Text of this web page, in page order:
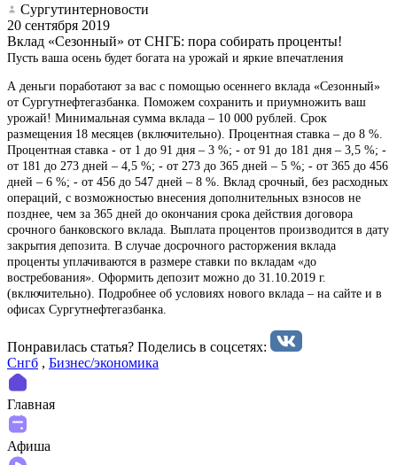
Сургутинтерновости
20 сентября 2019
Вклад «Сезонный» от СНГБ: пора собирать проценты!
Пусть ваша осень будет богата на урожай и яркие впечатления
А деньги поработают за вас с помощью осеннего вклада «Сезонный»
от Сургутнефтегазбанка. Поможем сохранить и приумножить ваш
урожай! Минимальная сумма вклада – 10 000 рублей. Срок
размещения 18 месяцев (включительно). Процентная ставка – до 8 %.
Процентная ставка - от 1 до 91 дня – 3 %; - от 91 до 181 дня – 3,5 %; -
от 181 до 273 дней – 4,5 %; - от 273 до 365 дней – 5 %; - от 365 до 456
дней – 6 %; - от 456 до 547 дней – 8 %. Вклад срочный, без расходных
операций, с возможностью внесения дополнительных взносов не
позднее, чем за 365 дней до окончания срока действия договора
срочного банковского вклада. Выплата процентов производится в дату
закрытия депозита. В случае досрочного расторжения вклада
проценты уплачиваются в размере ставки по вкладам «до
востребования». Оформить депозит можно до 31.10.2019 г.
(включительно). Подробнее об условиях нового вклада – на сайте и в
офисах Сургутнефтегазбанка.
Понравилась статья? Поделиcь в соцсетях:
Снгб , Бизнес/экономика
Главная
Афиша